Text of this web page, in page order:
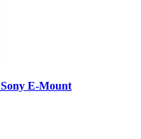
E-Mount